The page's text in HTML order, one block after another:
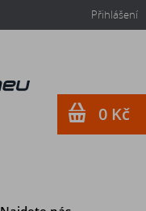
Přihlášení
0 Kč